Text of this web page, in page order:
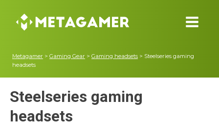
Metagamer > Gaming Gear > Gaming headsets > Steelseries gaming
headsets
Steelseries gaming
headsets